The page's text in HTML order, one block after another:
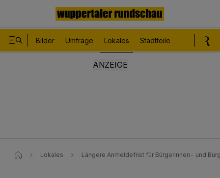
Bilder Umfrage Lokales Stadtteile
Lokales Längere Anmeldefrist für Bürgerinnen- und